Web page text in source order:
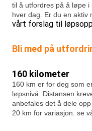
til å utfordres på å løpe
hver dag. Er du en aktiv
vårt forslag til
Bli med på
160 kilometer
160 km er for deg som
løpsnivå. Distansen
anbefales det å dele
20 km for variasjon. se